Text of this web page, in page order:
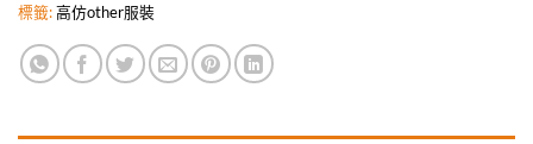
標籤:高仿other服裝